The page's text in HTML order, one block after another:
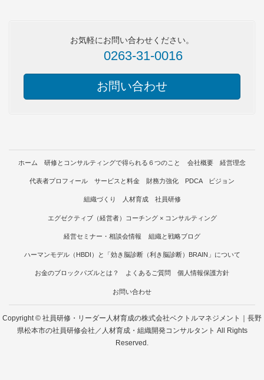
お気軽にお問い合わせください。
0263-31-0016
お問い合わせ
ホーム 研修とコンサルティングで得られる６つのこと 会社概要 経営理念
代表者プロフィール サービスと料金 財務力強化 PDCA ビジョン
組織づくり 人材育成 社員研修
エグゼクティブ（経営者）コーチング × コンサルティング
経営セミナー・相談会情報 組織と戦略ブログ
ハーマンモデル（HBDI）と「効き脳診断（利き脳診断）BRAIN」について
お金のブロックパズルとは？ よくあるご質問 個人情報保護方針
お問い合わせ
Copyright © 社員研修・リーダー人材育成の株式会社ベクトルマネジメント｜長野
県松本市の社員研修会社／人材育成・組織開発コンサルタント All Rights
Reserved.